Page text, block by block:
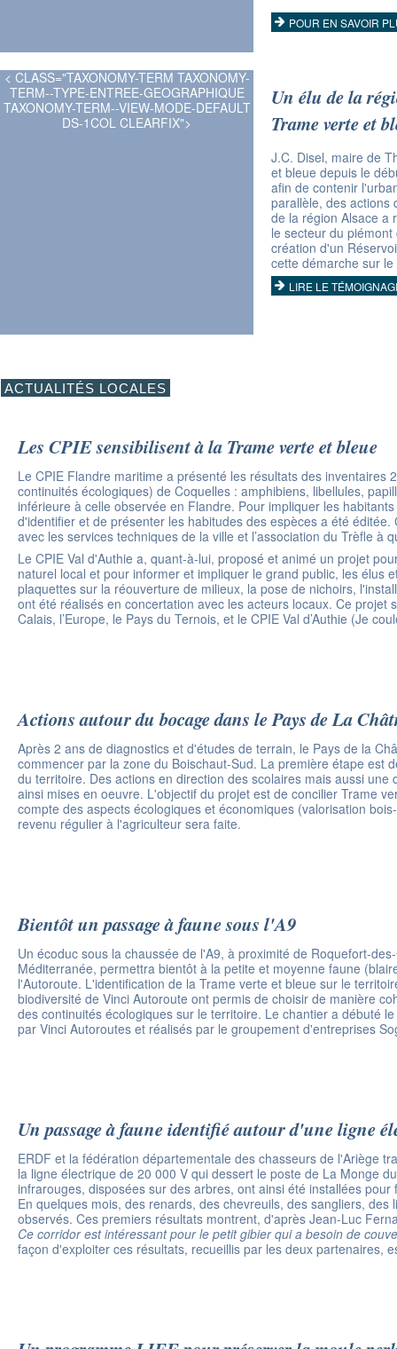
POUR EN SAVOIR
< CLASS="TAXONOMY-TERM TAXONOMY-
TERM--TYPE-ENTREE-GEOGRAPHIQUE
TAXONOMY-TERM--VIEW-MODE-DEFAULT
DS-1COL CLEARFIX">
Un élu de la
Trame verte et
J.C. Disel, maire de
et bleue depuis le
afin de contenir
parallèle, des actions
de la région Alsace a
le secteur du
création d'un
cette démarche sur
LIRE LE
ACTUALITÉS LOCALES
Les CPIE sensibilisent à la Trame verte et bleue
Le CPIE Flandre maritime a présenté les résultats des
continuités écologiques) de Coquelles : amphibiens, libellules,
inférieure à celle observée en Flandre. Pour impliquer les
d'identifier et de présenter les habitudes des espèces a été
avec les services techniques de la ville et l’association du Trèfle à
Le CPIE Val d'Authie a, quant-à-lui, proposé et animé un projet
naturel local et pour informer et impliquer le grand public, les élus
plaquettes sur la réouverture de milieux, la pose de nichoirs,
ont été réalisés en concertation avec les acteurs locaux. Ce
Calais, l’Europe, le Pays du Ternois, et le CPIE Val d’Authie (Je
Actions autour du bocage dans le Pays de La
Après 2 ans de diagnostics et d'études de terrain, le Pays de la
commencer par la zone du Boischaut-Sud. La première étape est
du territoire. Des actions en direction des scolaires mais aussi
ainsi mises en oeuvre. L'objectif du projet est de concilier Trame
compte des aspects écologiques et économiques (valorisation
revenu régulier à l'agriculteur sera faite.
Bientôt un passage à faune sous l'A9
Un écoduc sous la chaussée de l'A9, à proximité de Roquefort-
Méditerranée, permettra bientôt à la petite et moyenne faune
l'Autoroute. L'identification de la Trame verte et bleue sur le
biodiversité de Vinci Autoroute ont permis de choisir de manière
des continuités écologiques sur le territoire. Le chantier a débuté
par Vinci Autoroutes et réalisés par le groupement d'entreprises
Un passage à faune identifié autour d'une ligne
ERDF et la fédération départementale des chasseurs de l'Ariège
la ligne électrique de 20 000 V qui dessert le poste de La Monge
infrarouges, disposées sur des arbres, ont ainsi été installées
En quelques mois, des renards, des chevreuils, des sangliers,
observés. Ces premiers résultats montrent, d'après Jean-Luc
Ce corridor est intéressant pour le petit gibier qui a besoin de
façon d'exploiter ces résultats, recueillis par les deux partenaires,